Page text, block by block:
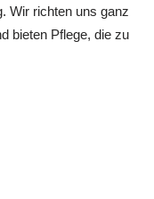
Wir richten uns ganz
bieten Pflege, die zu